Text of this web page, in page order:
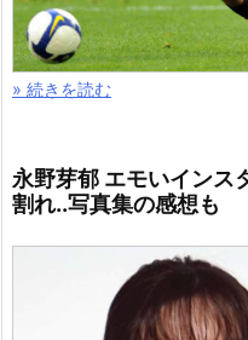
» 続きを読む
永野芽郁 エモいインス
割れ..写真集の感想も